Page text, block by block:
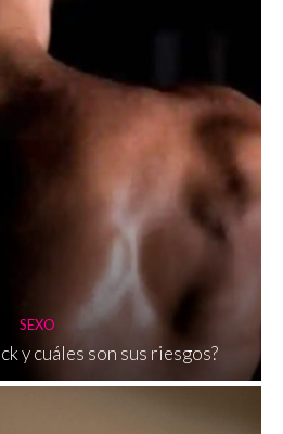
SEXO
y cuáles son sus riesgos?